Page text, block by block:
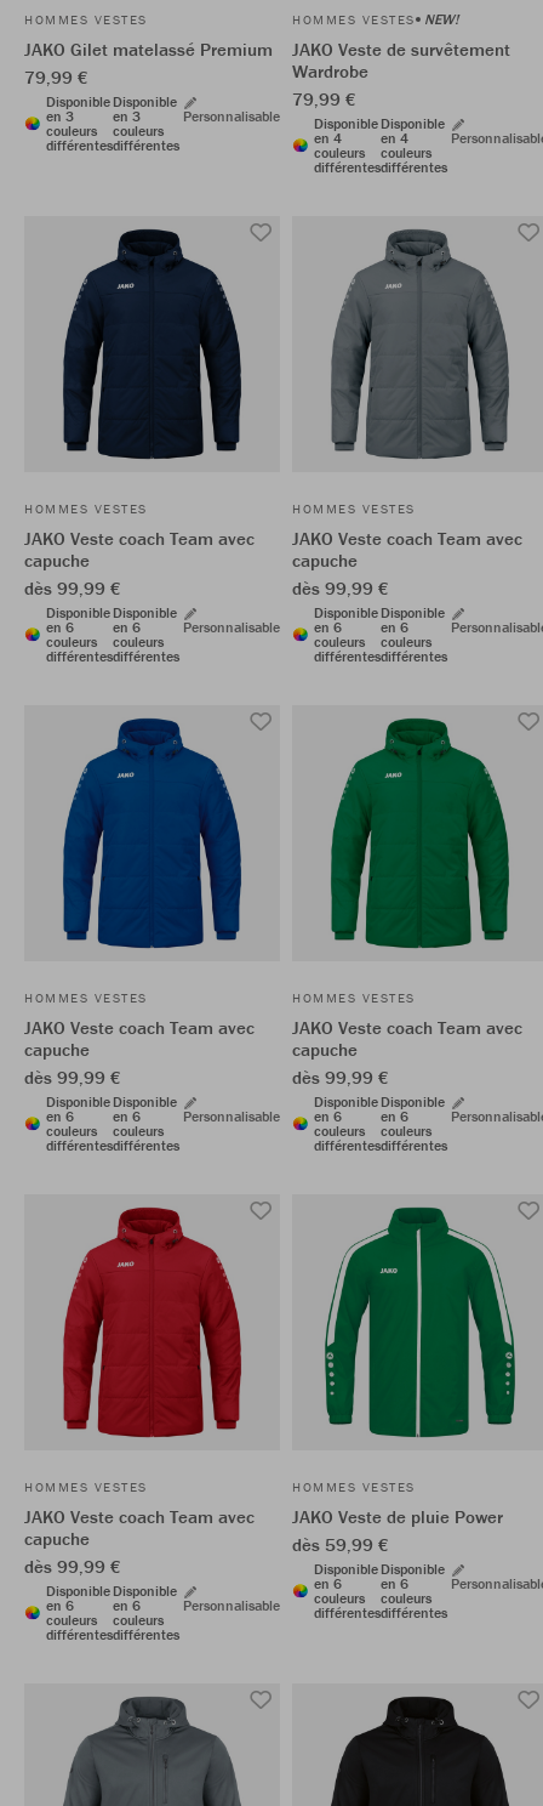
HOMMES VESTES
JAKO Gilet matelassé Premium
79,99 €
Disponible
en 3
couleurs
différentes
Disponible
en 3
couleurs
différentes
Personnalisable
HOMMES VESTES NEW!
JAKO Veste de survêtement
Wardrobe
79,99 €
Disponible
en 4
couleurs
différentes
Disponible
en 4
couleurs
différentes
HOMMES VESTES
JAKO Veste coach Team avec
capuche
dès 99,99 €
Disponible
en 6
couleurs
différentes
Disponible
en 6
couleurs
différentes
Personnalisable
HOMMES VESTES
JAKO Veste coach Team avec
capuche
dès 99,99 €
Disponible
en 6
couleurs
différentes
Disponible
en 6
couleurs
différentes
HOMMES VESTES
JAKO Veste coach Team avec
capuche
dès 99,99 €
Disponible
en 6
couleurs
différentes
Disponible
en 6
couleurs
différentes
Personnalisable
HOMMES VESTES
JAKO Veste coach Team avec
capuche
dès 99,99 €
Disponible
en 6
couleurs
différentes
Disponible
en 6
couleurs
différentes
HOMMES VESTES
JAKO Veste coach Team avec
capuche
dès 99,99 €
Disponible
en 6
couleurs
différentes
Disponible
en 6
couleurs
différentes
Personnalisable
HOMMES VESTES
JAKO Veste de pluie Power
dès 59,99 €
Disponible
en 6
couleurs
différentes
Disponible
en 6
couleurs
différentes